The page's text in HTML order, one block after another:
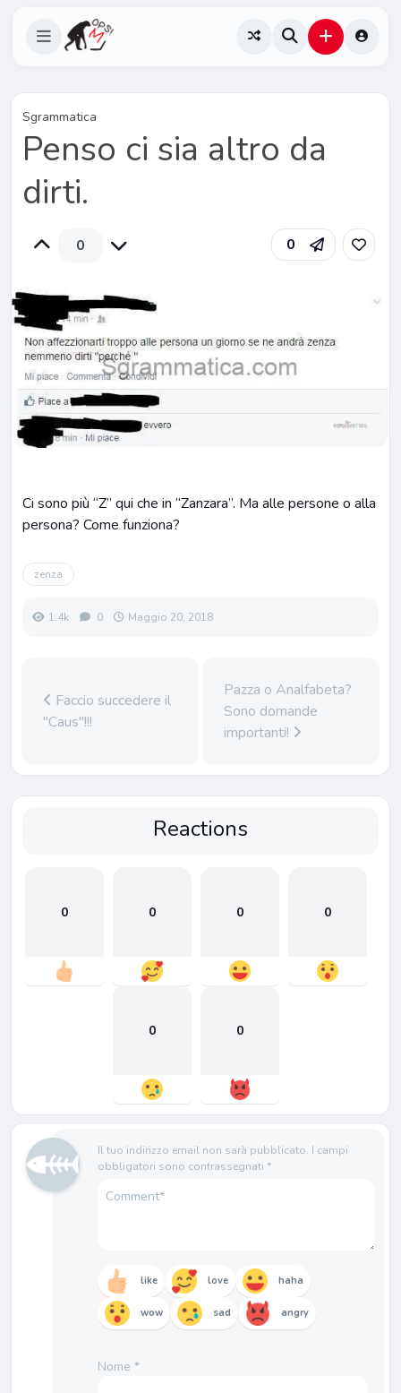
Sgrammatica
Penso ci sia altro da
dirti.
0 0
Ci sono più “Z” qui che in “Zanzara”. Ma alle persone o alla
persona? Come funziona?
zenza
1.4k 0 Maggio 20, 2018
Faccio succedere il
"Caus"!!!
Pazza o Analfabeta?
Sono domande
importanti!
Reactions
0 0 0 0
0 0
Il tuo indirizzo email non sarà pubblicato. I campi
obbligatori sono contrassegnati *
like love haha
wow sad angry
Nome *